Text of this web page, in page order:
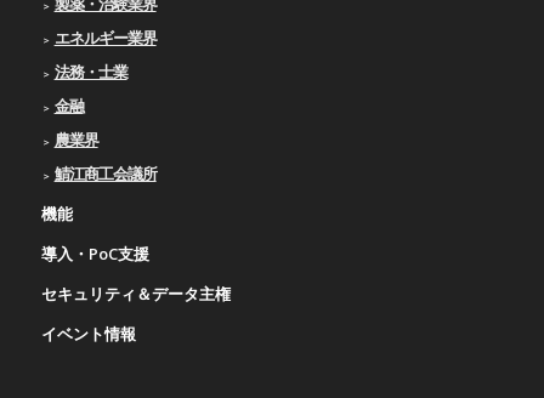
エネルギー業界
法務・士業
金融
農業界
鯖江商工会議所
機能
導入・PoC支援
セキュリティ＆データ主権
イベント情報